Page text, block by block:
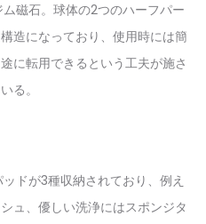
磁石。球体の2つのハーフパー
造になっており、使用時には簡
に転用できるという工夫が施さ
る。
ドが3種収納されており、例え
ュ、優しい洗浄にはスポンジタ